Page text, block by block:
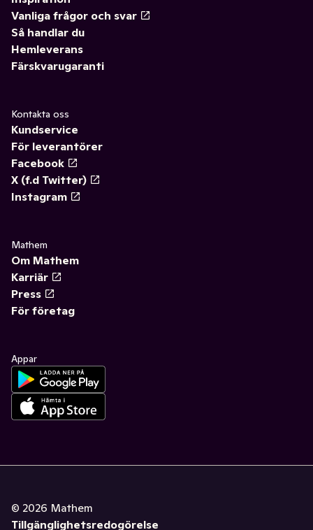
Vanliga frågor och svar
Så handlar du
Hemleverans
Färskvarugaranti
Kontakta oss
Kundservice
För leverantörer
Facebook
X (f.d Twitter)
Instagram
Mathem
Om Mathem
Karriär
Press
För företag
Appar
© 2026 Mathem
Tillgänglighetsredogörelse